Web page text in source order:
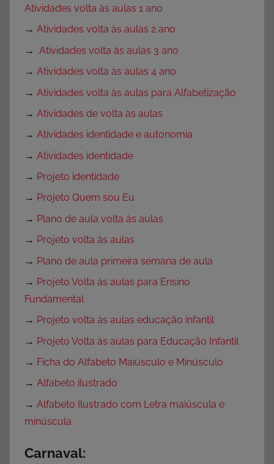
Atividades volta às aulas 1 ano
→ Atividades volta às aulas 2 ano
→ Atividades volta às aulas 3 ano
→ Atividades volta às aulas 4 ano
→ Atividades volta às aulas para Alfabetização
→ Atividades de volta às aulas
→ Atividades identidade e autonomia
→ Atividades identidade
→ Projeto identidade
→ Projeto Quem sou Eu
→ Plano de aula volta às aulas
→ Projeto volta às aulas
→ Plano de aula primeira semana de aula
→ Projeto Volta às aulas para Ensino
Fundamental
→ Projeto volta às aulas educação infantil
→ Projeto Volta às aulas para Educação Infantil
→ Ficha do Alfabeto Maiúsculo e Minúsculo
→ Alfabeto ilustrado
→ Alfabeto Ilustrado com Letra maiúscula e
minúscula
Carnaval: